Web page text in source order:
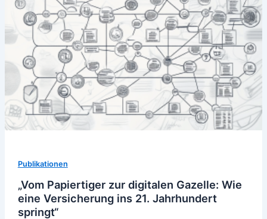
Publikationen
„Vom Papiertiger zur digitalen Gazelle: Wie
eine Versicherung ins 21. Jahrhundert
springt“